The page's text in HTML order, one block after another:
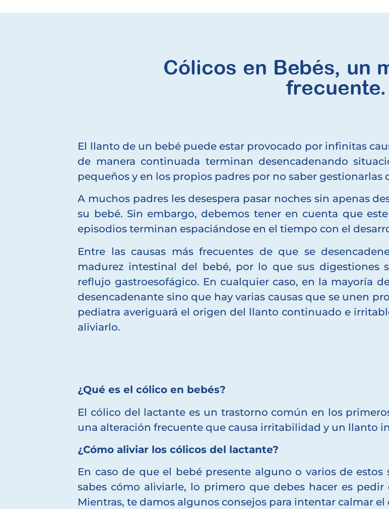
Cólicos en Bebés, un
frecuente.
El llanto de un bebé puede estar provocado por infinitas
de manera continuada terminan desencadenando
pequeños y en los propios padres por no saber gestionarlas
A muchos padres les desespera pasar noches sin apenas
su bebé. Sin embargo, debemos tener en cuenta que
episodios terminan espaciándose en el tiempo con el
Entre las causas más frecuentes de que se
madurez intestinal del bebé, por lo que sus digestiones
reflujo gastroesofágico. En cualquier caso, en la mayoría
desencadenante sino que hay varias causas que se unen
pediatra averiguará el origen del llanto continuado e
aliviarlo.
¿Qué es el cólico en bebés?
El cólico del lactante es un trastorno común en los
una alteración frecuente que causa irritabilidad y un llanto
¿Cómo aliviar los cólicos del lactante?
En caso de que el bebé presente alguno o varios de
sabes cómo aliviarle, lo primero que debes hacer es
Mientras, te damos algunos consejos para intentar calmar